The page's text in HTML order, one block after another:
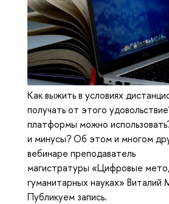
Как выжить в условиях
получать от этого
платформы можно
и минусы? Об этом и многом
вебинаре преподаватель
магистратуры «Цифровые
гуманитарных науках» Виталий
Публикуем запись.